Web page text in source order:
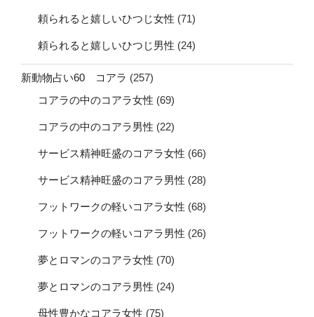
頼られると嬉しいひつじ女性 (71)
頼られると嬉しいひつじ男性 (24)
新動物占い60 コアラ (257)
コアラの中のコアラ女性 (69)
コアラの中のコアラ男性 (22)
サービス精神旺盛のコアラ女性 (66)
サービス精神旺盛のコアラ男性 (28)
フットワークの軽いコアラ女性 (68)
フットワークの軽いコアラ男性 (26)
夢とロマンのコアラ女性 (70)
夢とロマンのコアラ男性 (24)
母性豊かなコアラ女性 (75)